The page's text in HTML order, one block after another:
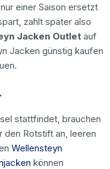
einer Saison ersetzt
zahlt später also
Jacken Outlet auf
Jacken günstig kaufen
stattfindet, brauchen
den Rotstift an, leeren
Wellensteyn
können